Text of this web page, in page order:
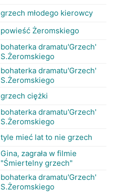
grzech młodego kierowcy
powieść Żeromskiego
bohaterka dramatu'Grzech'
S.Żeromskiego
bohaterka dramatu'Grzech'
S.Żeromskiego
grzech ciężki
bohaterka dramatu'Grzech'
S.Żeromskiego
tyle mieć lat to nie grzech
Gina, zagrała w filmie
"Śmiertelny grzech"
bohaterka dramatu'Grzech'
S.Żeromskiego